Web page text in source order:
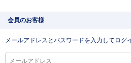
会員のお客様
メールアドレスとパスワードを入力してログ